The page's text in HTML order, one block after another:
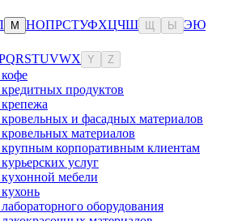
М НОПРСТУФХЦЧШ Ы ЭЮ
QRSTUVWX Y Z
продуктов
и фасадных материалов
материалов
корпоративным клиентам
услуг
мебели
оборудования